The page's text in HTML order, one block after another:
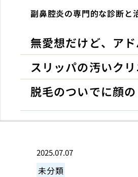
副鼻腔炎の専門的な診断と
無愛想だけど、アド
スリッパの汚いク
脱毛のついでに顔
2025.07.07
未分類